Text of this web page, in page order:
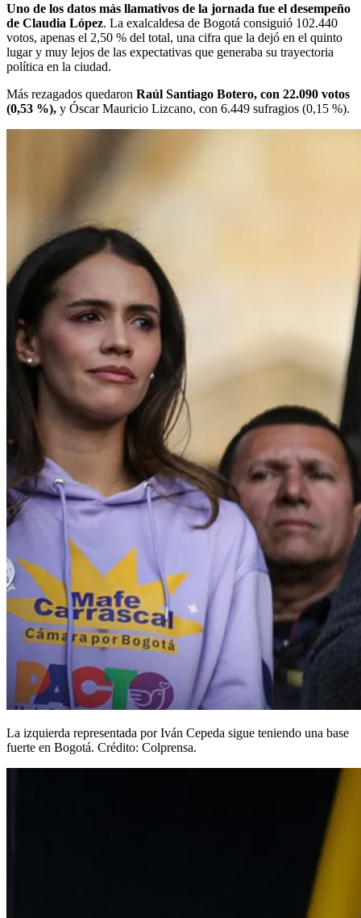
Uno de los datos más llamativos de la jornada fue el desempeño
de Claudia López. La exalcaldesa de Bogotá consiguió 102.440
votos, apenas el 2,50 % del total, una cifra que la dejó en el quinto
lugar y muy lejos de las expectativas que generaba su trayectoria
política en la ciudad.
Más rezagados quedaron Raúl Santiago Botero, con 22.090 votos
(0,53 %), y Óscar Mauricio Lizcano, con 6.449 sufragios (0,15 %).
La izquierda representada por Iván Cepeda sigue teniendo una base
fuerte en Bogotá. Crédito: Colprensa.